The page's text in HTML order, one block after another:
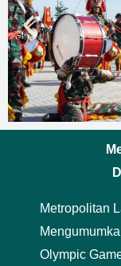
Metropolitan
Olympic